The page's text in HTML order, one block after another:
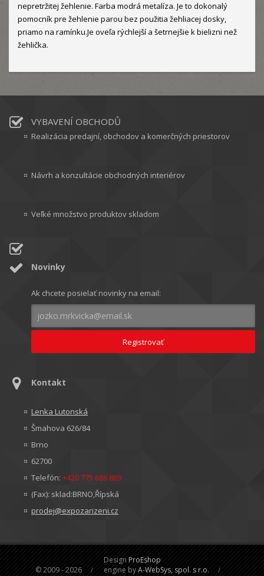
nepretržitej žehlenie. Farba modrá metalíza. Je to dokonalý
pomocník pre žehlenie parou bez použitia žehliacej dosky,
priamo na ramínku.Je oveľa rýchlejší a šetrnejšie k bielizni než
žehlička.
VYBAVENÍ OBCHODŮ
Realizácia predajní, obchodov a komerčných priestorov
Návrh a konzultácie obchodných interiérov
Veľké množstvo produktov skladom
Novinky
Ak chcete posielať novinky na email:
Kontakt
Lenka Lutonská
Šmahova 626/84
Brno
62700
Telefón: +420 775 686 869
(Fax): sklad:BRNO,Řípská
prodej@expozarizeni.cz
DesignProEshop
© 2009 - 2026
engine byA-WebSys, spol. s r.o.